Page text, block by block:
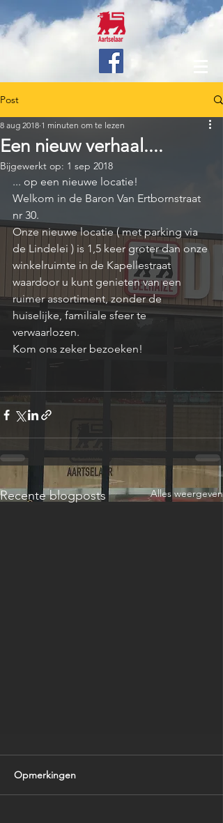
Post
Een nieuw verhaal....
8 aug 2018 1 minuten om te lezen
Bijgewerkt op: 1 sep 2018
... op een nieuwe locatie!
Welkom in de Baron Van Ertbornstraat
nr 30.
Onze nieuwe locatie ( met parking via
de Lindelei ) is 1,5 keer groter dan onze
winkelruimte in de Kapellestraat
waardoor u kunt genieten van een
ruimer assortiment, zonder de
huiselijke, familiale sfeer te
verwaarlozen.
Kom ons zeker bezoeken!
Recente blogposts Alles weergeven
Opmerkingen